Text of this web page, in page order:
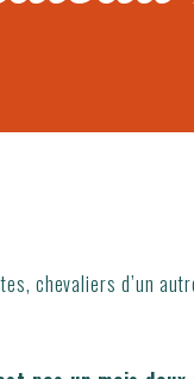
chevaliers d’un